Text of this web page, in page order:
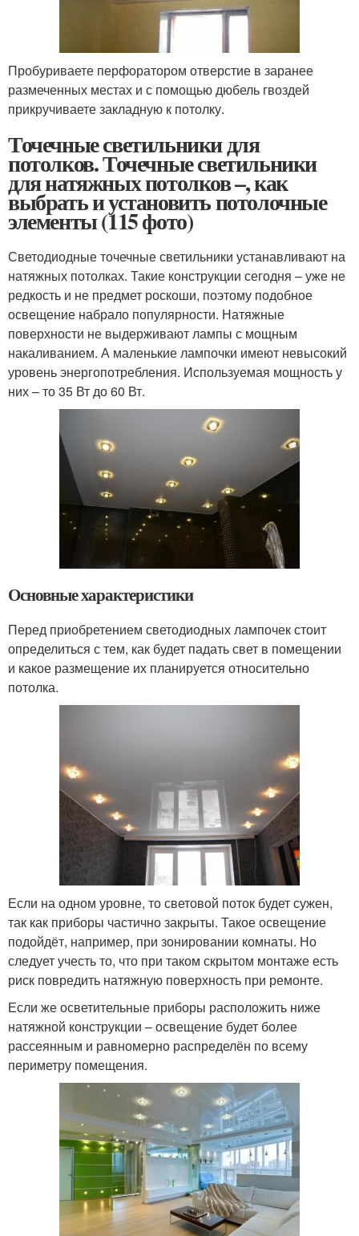
Пробуриваете перфоратором отверстие в заранее
размеченных местах и с помощью дюбель гвоздей
прикручиваете закладную к потолку.
Точечные светильники для
потолков. Точечные светильники
для натяжных потолков –, как
выбрать и установить потолочные
элементы (115 фото)
Светодиодные точечные светильники устанавливают на
натяжных потолках. Такие конструкции сегодня – уже не
редкость и не предмет роскоши, поэтому подобное
освещение набрало популярности. Натяжные
поверхности не выдерживают лампы с мощным
накаливанием. А маленькие лампочки имеют невысокий
уровень энергопотребления. Используемая мощность у
них – то 35 Вт до 60 Вт.
Основные характеристики
Перед приобретением светодиодных лампочек стоит
определиться с тем, как будет падать свет в помещении
и какое размещение их планируется относительно
потолка.
Если на одном уровне, то световой поток будет сужен,
так как приборы частично закрыты. Такое освещение
подойдёт, например, при зонировании комнаты. Но
следует учесть то, что при таком скрытом монтаже есть
риск повредить натяжную поверхность при ремонте.
Если же осветительные приборы расположить ниже
натяжной конструкции – освещение будет более
рассеянным и равномерно распределён по всему
периметру помещения.